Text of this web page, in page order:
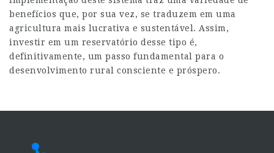
benefícios que, por sua vez, se traduzem em uma
agricultura mais lucrativa e sustentável. Assim,
investir em um reservatório desse tipo é,
definitivamente, um passo fundamental para o
desenvolvimento rural consciente e próspero.